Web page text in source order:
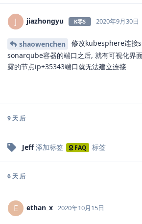
J jiazhongyu K零S 2020年9月30日
shaowenchen
修改kubesphere连接
sonarqube容器的端口之后, 就有可视化界
露的节点ip+35343端口就无法建立连接
9 天 后
Jeff添加标签 FAQ 标签
6 天 后
E ethan_x 2020年10月15日